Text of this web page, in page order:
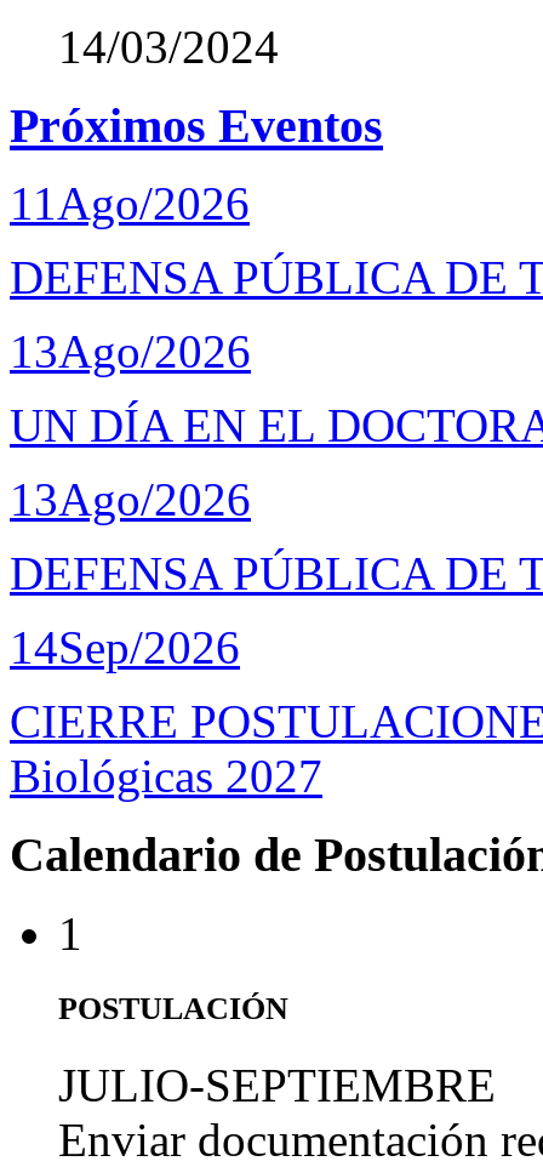
14/03/2024
Próximos Eventos
11Ago/2026
DEFENSA PÚBLICA DE
13Ago/2026
UN DÍA EN EL
13Ago/2026
DEFENSA PÚBLICA DE
14Sep/2026
CIERRE
Biológicas 2027
Calendario de
1
POSTULACIÓN
JULIO-SEPTIEMBRE
Enviar documentación